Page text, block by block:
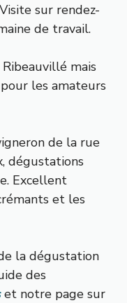
sur rendez-
de travail.
Ribeauvillé mais
les amateurs
de la rue
dégustations
Excellent
et les
la dégustation
des
et notre page sur